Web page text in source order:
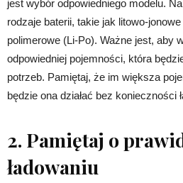
jest wybór odpowiedniego modelu.
rodzaje baterii, takie jak litowo-
polimerowe (Li-Po). Ważne jest, aby
odpowiedniej pojemności, która
potrzeb. Pamiętaj, że im większa
będzie ona działać bez konieczności
2. Pamiętaj o
ładowaniu